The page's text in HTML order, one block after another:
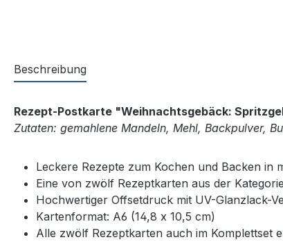
Beschreibung
Rezept-Postkarte "Weihnachtsgebäck:
Zutaten: gemahlene Mandeln, Mehl, Backpulver,
Leckere Rezepte zum Kochen und Backen
Eine von zwölf Rezeptkarten aus der
Hochwertiger Offsetdruck mit UV-Glanzlack-
Kartenformat: A6 (14,8 x 10,5 cm)
Alle zwölf Rezeptkarten auch im Komplettset